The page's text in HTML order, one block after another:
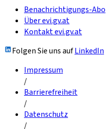
Benachrichtigungs-Abo
Über evi.gv.at
Kontakt evi.gv.at
Folgen Sie uns aufLinkedIn
Impressum
/
Barrierefreiheit
/
Datenschutz
/